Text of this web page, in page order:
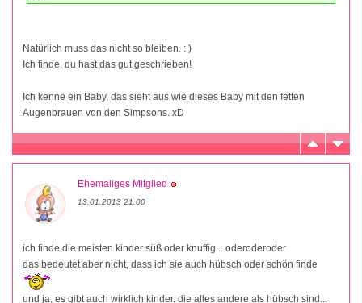
Natürlich muss das nicht so bleiben. : )
Ich finde, du hast das gut geschrieben!
Ich kenne ein Baby, das sieht aus wie dieses Baby mit den fetten
Augenbrauen von den Simpsons. xD
Ehemaliges Mitglied
13.01.2013 21:00
ich finde die meisten kinder süß oder knuffig... oderoderoder
das bedeutet aber nicht, dass ich sie auch hübsch oder schön finde
und ja, es gibt auch wirklich kinder, die alles andere als hübsch sind...